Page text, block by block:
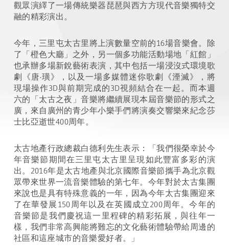
觀眾演繹了一場傳統樂器琵琶與西方方現代音樂獨特交
融的精彩演出。
今年，三里屯太古里將上演數量空前的16場音樂會。除
了「橙色大廳」之外，另一個多功能活動場地「紅館」
也承辦多場新銳藝術表演，其中包括一場浸沒式環境歌
劇《唐·璜》，以及一場多媒體迷你歌劇《湮滅》，將
現場操作3D與前期完成的3D視頻結合在一起。而本週
六的「太古之夜」音樂將繼續展現本屆音樂節的形式之
廣，來自廣州的青少年小樂手們將演奏交響樂來紀念莎
士比亞逝世400周年。
太古地產行政總裁白德利先生表示：「我們很榮幸於今
年音樂節期間在三里屯太古里呈現如此豐富多彩的演
出。2016年是太古地產與北京國際音樂節攜手為北京觀
眾帶來世界一流音樂體驗的第七年。今年對於太古集團
來說也是具有特殊意義的一年，因為今年太古集團迎來
了在華發展150周年以及在英國成立200周年。今年的
音樂節是我們慶祝這一里程碑的精彩拓展，與往年一
樣，我們非常高興能將難忘的文化藝術體驗帶給周邊的
社區和這座城市的音樂愛好者。」